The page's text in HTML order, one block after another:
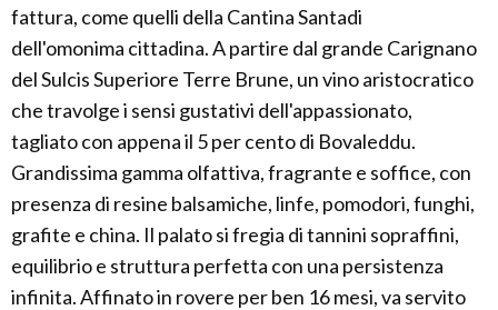
fattura, come quelli della Cantina Santadi
dell'omonima cittadina. A partire dal grande Carignano
del Sulcis Superiore Terre Brune, un vino aristocratico
che travolge i sensi gustativi dell'appassionato,
tagliato con appena il 5 per cento di Bovaleddu.
Grandissima gamma olfattiva, fragrante e soffice, con
presenza di resine balsamiche, linfe, pomodori, funghi,
grafite e china. Il palato si fregia di tannini sopraffini,
equilibrio e struttura perfetta con una persistenza
infinita. Affinato in rovere per ben 16 mesi, va servito